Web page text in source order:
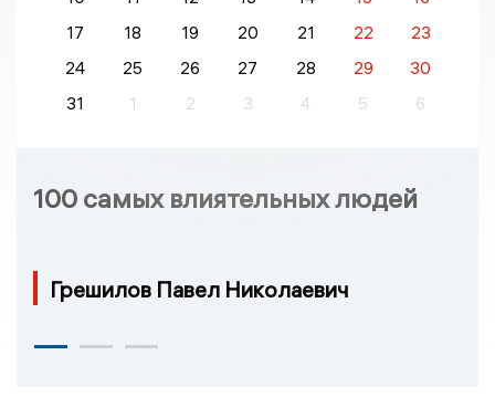
17
18 19 20 21 22
23
24
25 26 27 28 29
30
31
1 2 3 4 5 6
100 самых влиятельных людей
Грешилов Павел Николаевич